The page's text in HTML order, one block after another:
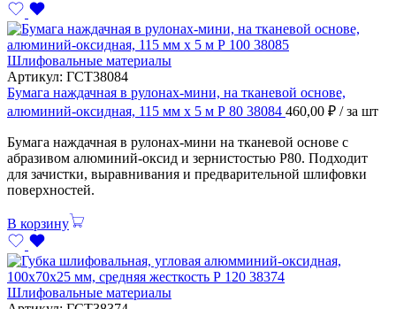
Шлифовальные материалы
Артикул: ГСТ38084
Бумага наждачная в рулонах-мини, на тканевой основе,
алюминий-оксидная, 115 мм х 5 м Р 80 38084 460,00 ₽ / за шт
Бумага наждачная в рулонах-мини на тканевой основе с
абразивом алюминий-оксид и зернистостью P80. Подходит
для зачистки, выравнивания и предварительной шлифовки
поверхностей.
В корзину
Шлифовальные материалы